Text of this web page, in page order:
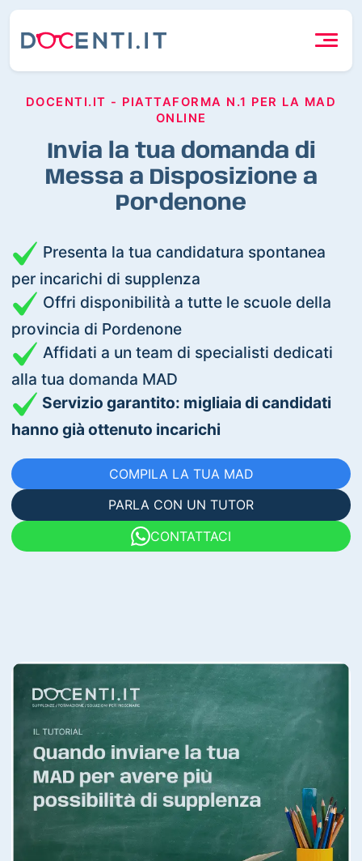
DOCENTI.IT - PIATTAFORMA N.1 PER LA MAD
ONLINE
Invia la tua domanda di
Messa a Disposizione a
Pordenone
Presenta la tua candidatura spontanea
per incarichi di supplenza
Offri disponibilità a tutte le scuole della
provincia di Pordenone
Affidati a un team di specialisti dedicati
alla tua domanda MAD
Servizio garantito: migliaia di candidati
hanno già ottenuto incarichi
COMPILA LA TUA MAD
PARLA CON UN TUTOR
CONTATTACI